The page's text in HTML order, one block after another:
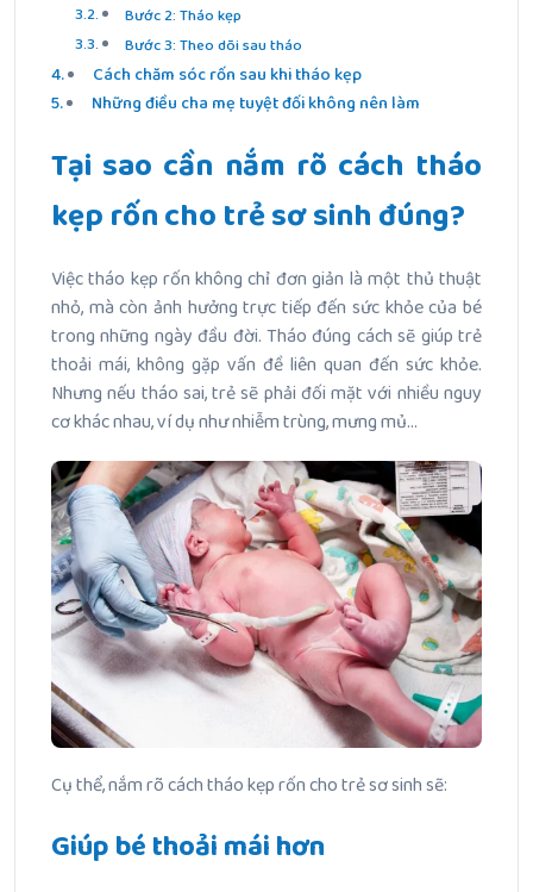
Bước 2: Tháo kẹp
Bước 3: Theo dõi sau tháo
Cách chăm sóc rốn sau khi tháo kẹp
Những điều cha mẹ tuyệt đối không nên làm
Tại sao cần nắm rõ cách tháo
kẹp rốn cho trẻ sơ sinh đúng?
Việc tháo kẹp rốn không chỉ đơn giản là một thủ thuật
nhỏ, mà còn ảnh hưởng trực tiếp đến sức khỏe của bé
trong những ngày đầu đời. Tháo đúng cách sẽ giúp trẻ
thoải mái, không gặp vấn đề liên quan đến sức khỏe.
Nhưng nếu tháo sai, trẻ sẽ phải đối mặt với nhiều nguy
cơ khác nhau, ví dụ như nhiễm trùng, mưng mủ…
Cụ thể, nắm rõ cách tháo kẹp rốn cho trẻ sơ sinh sẽ:
Giúp bé thoải mái hơn